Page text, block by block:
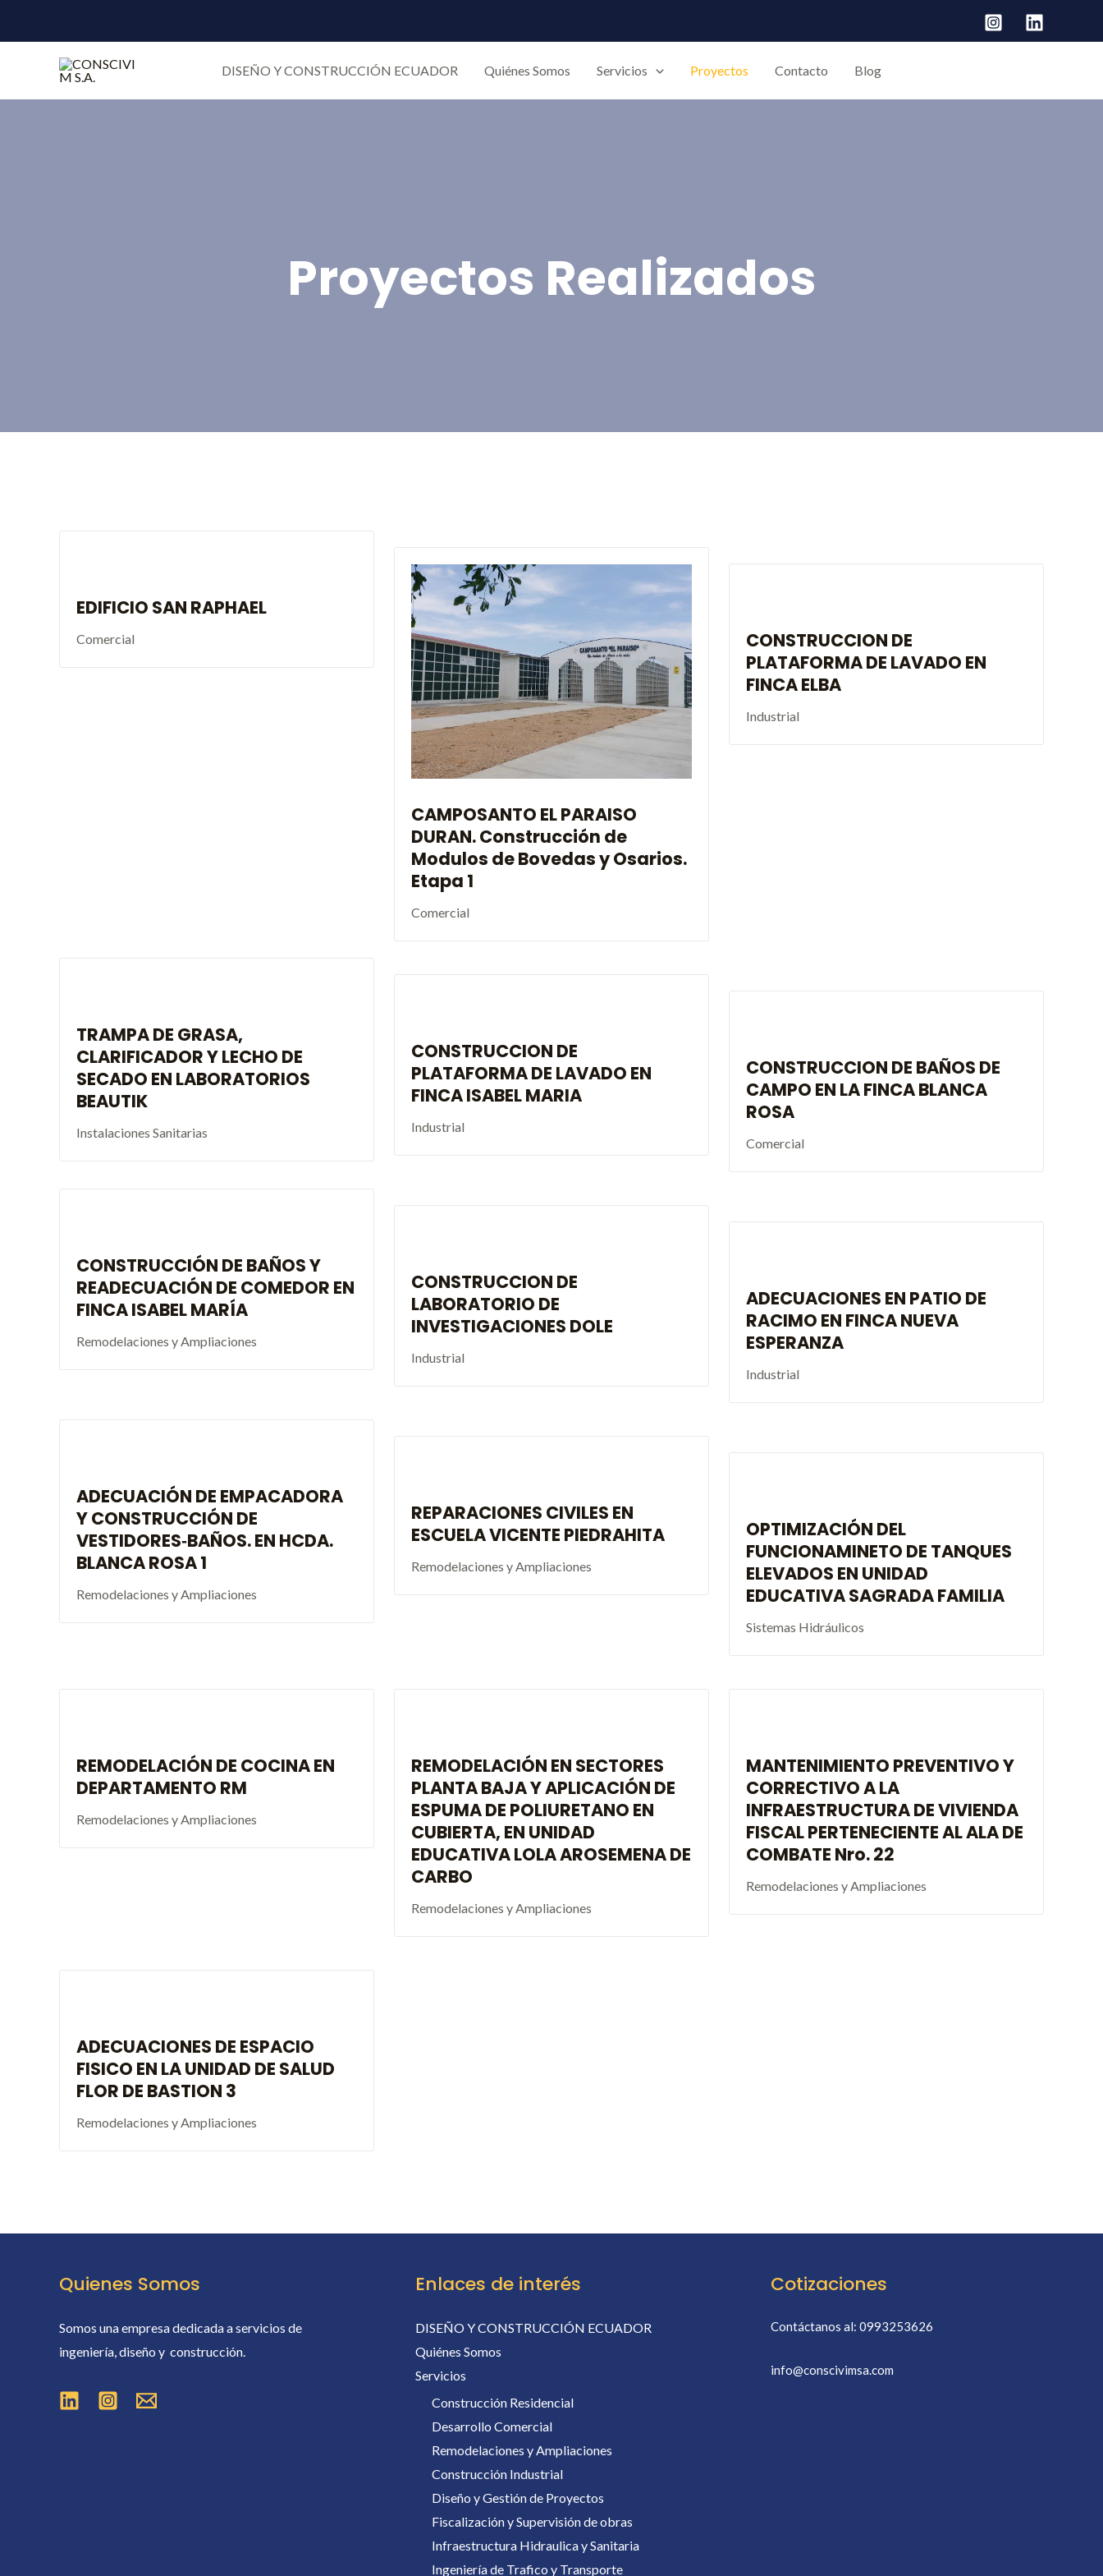
DISEÑO Y CONSTRUCCIÓN ECUADOR Quiénes Somos Servicios Proyectos Contacto Blog
Proyectos Realizados
EDIFICIO SAN RAPHAEL
Comercial
CAMPOSANTO EL PARAISO
DURAN. Construcción de
Modulos de Bovedas y Osarios.
Etapa 1
Comercial
CONSTRUCCION DE
PLATAFORMA DE LAVADO EN
FINCA ELBA
Industrial
TRAMPA DE GRASA,
CLARIFICADOR Y LECHO DE
SECADO EN LABORATORIOS
BEAUTIK
Instalaciones Sanitarias
CONSTRUCCION DE
PLATAFORMA DE LAVADO EN
FINCA ISABEL MARIA
Industrial
CONSTRUCCION DE BAÑOS DE
CAMPO EN LA FINCA BLANCA
ROSA
Comercial
CONSTRUCCIÓN DE BAÑOS Y
READECUACIÓN DE COMEDOR EN
FINCA ISABEL MARÍA
Remodelaciones y Ampliaciones
CONSTRUCCION DE
LABORATORIO DE
INVESTIGACIONES DOLE
Industrial
ADECUACIONES EN PATIO DE
RACIMO EN FINCA NUEVA
ESPERANZA
Industrial
ADECUACIÓN DE EMPACADORA
Y CONSTRUCCIÓN DE
VESTIDORES‐BAÑOS. EN HCDA.
BLANCA ROSA 1
Remodelaciones y Ampliaciones
REPARACIONES CIVILES EN
ESCUELA VICENTE PIEDRAHITA
Remodelaciones y Ampliaciones
OPTIMIZACIÓN DEL
FUNCIONAMINETO DE TANQUES
ELEVADOS EN UNIDAD
EDUCATIVA SAGRADA FAMILIA
Sistemas Hidráulicos
REMODELACIÓN DE COCINA EN
DEPARTAMENTO RM
Remodelaciones y Ampliaciones
REMODELACIÓN EN SECTORES
PLANTA BAJA Y APLICACIÓN DE
ESPUMA DE POLIURETANO EN
CUBIERTA, EN UNIDAD
EDUCATIVA LOLA AROSEMENA DE
CARBO
Remodelaciones y Ampliaciones
MANTENIMIENTO PREVENTIVO Y
CORRECTIVO A LA
INFRAESTRUCTURA DE VIVIENDA
FISCAL PERTENECIENTE AL ALA DE
COMBATE Nro. 22
Remodelaciones y Ampliaciones
ADECUACIONES DE ESPACIO
FISICO EN LA UNIDAD DE SALUD
FLOR DE BASTION 3
Remodelaciones y Ampliaciones
Quienes Somos
Somos una empresa dedicada a servicios de
ingeniería, diseño y construcción.
Enlaces de interés
DISEÑO Y CONSTRUCCIÓN ECUADOR
Quiénes Somos
Servicios
Construcción Residencial
Desarrollo Comercial
Remodelaciones y Ampliaciones
Construcción Industrial
Diseño y Gestión de Proyectos
Fiscalización y Supervisión de obras
Infraestructura Hidraulica y Sanitaria
Ingeniería de Trafico y Transporte
Cotizaciones
Contáctanos al: 0993253626
info@conscivimsa.com